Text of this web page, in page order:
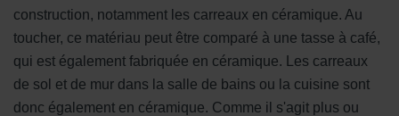
construction, notamment les carreaux en céramique. Au
toucher, ce matériau peut être comparé à une tasse à café,
qui est également fabriquée en céramique. Les carreaux
de sol et de mur dans la salle de bains ou la cuisine sont
donc également en céramique. Comme il s'agit plus ou